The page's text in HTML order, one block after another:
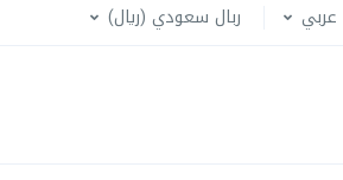
عربي ربال سعودي (ريال)